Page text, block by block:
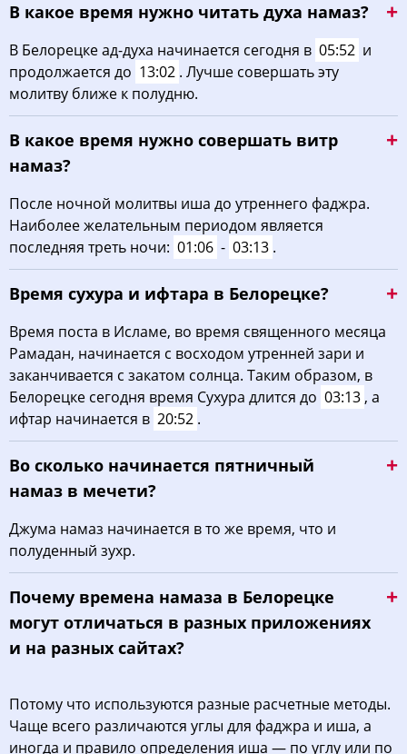
В какое время нужно читать духа намаз?
В Белорецке ад-духа начинается сегодня в 05:52 и
продолжается до 13:02 . Лучше совершать эту
молитву ближе к полудню.
В какое время нужно совершать витр
намаз?
После ночной молитвы иша до утреннего фаджра.
Наиболее желательным периодом является
последняя треть ночи: 01:06 - 03:13 .
Время сухура и ифтара в Белорецке?
Время поста в Исламе, во время священного месяца
Рамадан, начинается с восходом утренней зари и
заканчивается с закатом солнца. Таким образом, в
Белорецке сегодня время Сухура длится до 03:13 , а
ифтар начинается в 20:52 .
Во сколько начинается пятничный
намаз в мечети?
Джума намаз начинается в то же время, что и
полуденный зухр.
Почему времена намаза в Белорецке
могут отличаться в разных приложениях
и на разных сайтах?
Потому что используются разные расчетные методы.
Чаще всего различаются углы для фаджра и иша, а
иногда и правило определения иша — по углу или по